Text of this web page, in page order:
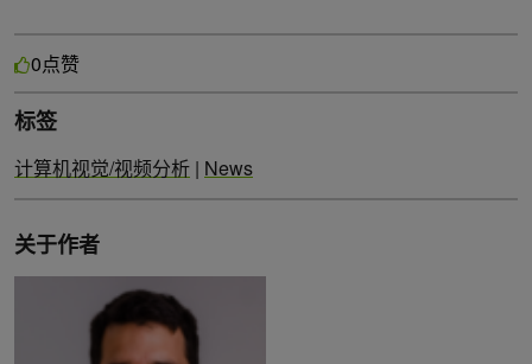
0点赞
标签
计算机视觉/视频分析 | News
关于作者